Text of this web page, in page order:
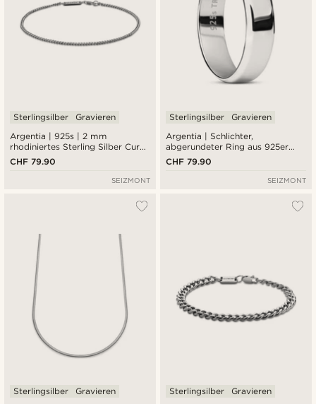
Argentia | 925s | 2 mm
rhodiniertes Sterling Silber Curb
Chain Armband
Sterlingsilber Gravieren
CHF 79.90
SEIZMONT
Argentia | Schlichter,
abgerundeter Ring aus 925er
Sterlingsilber
Sterlingsilber Gravieren
CHF 79.90
SEIZMONT
Sterlingsilber Gravieren Sterlingsilber Gravieren